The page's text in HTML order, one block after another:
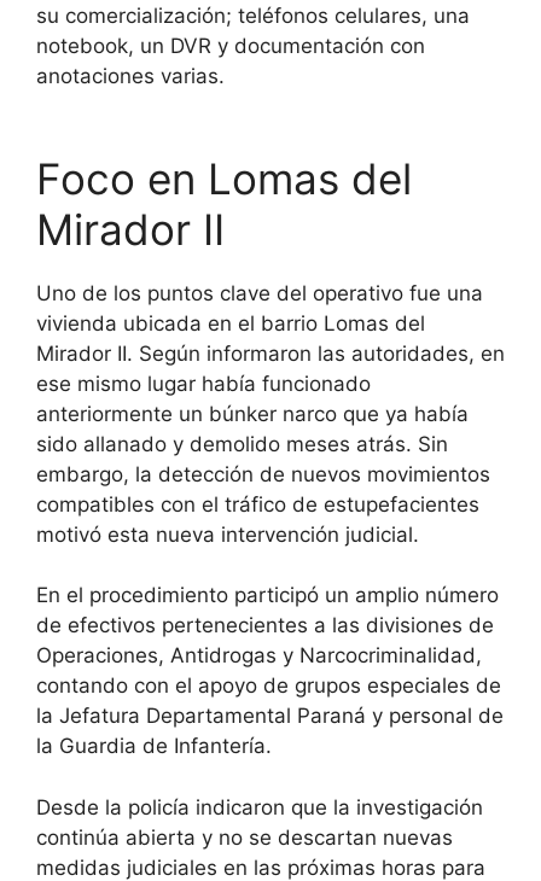
su comercialización; teléfonos celulares, una
notebook, un DVR y documentación con
anotaciones varias.
Foco en Lomas del
Mirador II
Uno de los puntos clave del operativo fue una
vivienda ubicada en el barrio Lomas del
Mirador II. Según informaron las autoridades, en
ese mismo lugar había funcionado
anteriormente un búnker narco que ya había
sido allanado y demolido meses atrás. Sin
embargo, la detección de nuevos movimientos
compatibles con el tráfico de estupefacientes
motivó esta nueva intervención judicial.
En el procedimiento participó un amplio número
de efectivos pertenecientes a las divisiones de
Operaciones, Antidrogas y Narcocriminalidad,
contando con el apoyo de grupos especiales de
la Jefatura Departamental Paraná y personal de
la Guardia de Infantería.
Desde la policía indicaron que la investigación
continúa abierta y no se descartan nuevas
medidas judiciales en las próximas horas para